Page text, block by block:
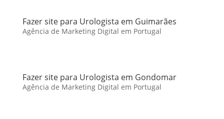
Fazer site para Urologista em Guimarães
Agência de Marketing Digital em Portugal
Fazer site para Urologista em Gondomar
Agência de Marketing Digital em Portugal